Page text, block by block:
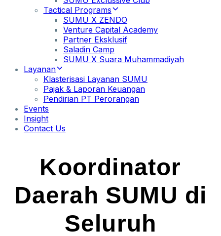
Tactical Programs
SUMU X ZENDO
Venture Capital Academy
Partner Eksklusif
Saladin Camp
SUMU X Suara Muhammadiyah
Layanan
Klasterisasi Layanan SUMU
Pajak & Laporan Keuangan
Pendirian PT Perorangan
Events
Insight
Contact Us
Koordinator
Daerah SUMU di
Seluruh